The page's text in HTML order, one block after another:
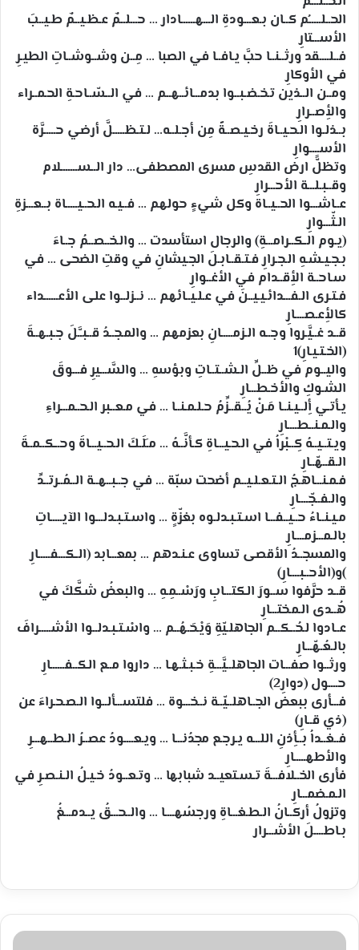
الحــلـــــُم كــان بـعـــودةِ الـــهــــــادار … حـــلــمٌ عـظـيــمٌ طـيــبَ
الأســـتارِ
فــلــــقد ورثــنــا حبَّ يـافــا في الصبا … مِــن وشــوشــاتِ الطيـرِ
في الأوكارِ
ومــن الــذين تـخـضـبــوا بدمـــائــهــم … في الــسّــاحـةِ الحـمــراء
والأِصــرارِ
بــذلـوا الـحـيــاةَ رخـيـصــةً مِن أجـلــه… لـتـظـــــلَّ أرضي حـــــرَّة
الأســــوارِ
وتظلًّ ارض القدسِ مسرى المصطفى… دار الــســـــــلام
وقــبـلـــة الأحـــرارِ
عــاشـــوا الحــيــاة وكل شيءٍ حولهم … فــيـه الـحــيـــــاة بــعـــزةِ
الـثّـــوارِ
(يـوم الـكــرامـــةِ) والرجال استأسدت … والـخــصــمُ جــاءَ
بـجـيـشـهِ الـجـرارِ فـتـقــابـلَ الجـيشانِ في وقتِ الضحى … في
سـاحــة الأِقــدام في الأغــوارِ
فـتـرى الـفـــدائـيـيــنَ في عـلـيــائهم … نــزلــوا على الأعــــــداء
كالأِعـصــــارِ
قــد غــيَّـروا وجــه الـزمـــــانِ بعزمهم … والمـجــدُ قــبـَّـلَ جـبـهــةَ
(الخـتـيـارِ)1
واليــوم في ظــلِّ الـشــتــاتِ وبؤسهِ … والسَّـــيرِ فـــوقَ
الشـوكِ والأخـطـــارِ
يـأتـي أِلــيـنــا مَـنْ يُــقــزِّمُ حـلـمـنــا … في مـعــبر الـحــمـــراءِ
والـمـنــطــــارِ
ويـتــيــهُ كِــبْراُ في الـحـيـــاةِ كـأنَّــهُ … مـَلَـكَ الـحــيـــاةَ وحــكــمــةَ
الـقــهّــارِ
فـمـنـــاهـجُ الـتـعـلـيــم أضحت سبّة … في جــبــهــة الــمُــرتــدِّ
والـفــجّــــارِ
مـيـنــاءُ حــيــفـــا اسـتـبـدلـوه بغزّةٍ … واسـتـبـدلـــوا الآيـــــاتِ
بالـمـــزمــــارِ
والمسجــدُ الأقصى تساوى عـنـدهم … بمعـــابد (الـكـــفـــــارِ
)و(الأحــبــــارِ)
قــد حرَّفوا ســورَ الكتـــابِ ورَسْــمِـهِ … والبعضُ شكَّكَ في
هُــدى الـمـختـــارِ
عــادوا لـحُــكــم الجاهلـيّةِ وَيْـحَـهُــم … واسْـتـبـدلــوا الأشـــــرافَ
بالـعُـهّـــارِ
ورثــوا صفـــات الجاهلــيَّـــةِ خـبـثـهـا … داروا مــع الكــفــــــارِ
حــــول (دوارِ2)
فـــأرى ببعض الجــاهلــيّــة نــخـــوة … فلتســـألــوا الـصـحـراءَ عن
(ذي قــارِ)
فــغــداُ بــأِذنِ اللـــه يـرجـع مجدُنـــا … ويـعــــودُ عصــرُ الـطــهـــرِ
والأطهـــــارِ
فأرى الخــلافـــةَ تـسـتعيــد شبابها … وتـعــودُ خـيـلُ الـنـصـرِ في
الـمـضمـــارِ
وتزولُ أركــانُ الـطـغـــاةِ ورجسُهــــا … والــحـــقُ يــدمـــغُ
بـاطــــلَ الأشـــرار
قُدسٰٰية